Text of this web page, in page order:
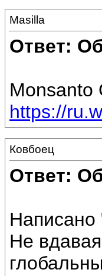
Masilla
Ответ:
Monsanto
https://
Ковбоец
Ответ:
Не